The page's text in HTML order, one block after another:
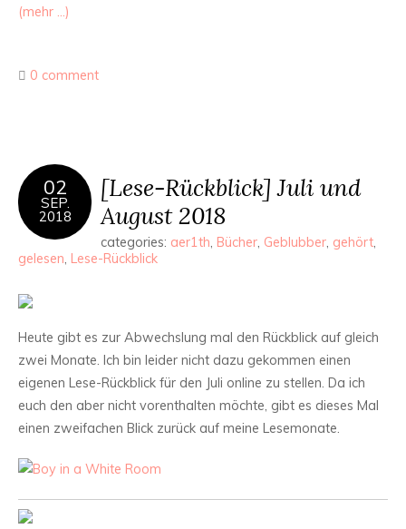
(mehr …)
0 comment
02
SEP.
2018
[Lese-Rückblick] Juli und
August 2018
categories: aer1th, Bücher, Geblubber, gehört,
gelesen, Lese-Rückblick
Heute gibt es zur Abwechslung mal den Rückblick auf gleich
zwei Monate. Ich bin leider nicht dazu gekommen einen
eigenen Lese-Rückblick für den Juli online zu stellen. Da ich
euch den aber nicht vorenthalten möchte, gibt es dieses Mal
einen zweifachen Blick zurück auf meine Lesemonate.